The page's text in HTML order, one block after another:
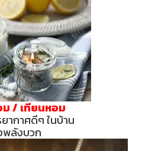
ม / เทียนหอม
ากาศดีๆ ในบ้าน
ลังบวก